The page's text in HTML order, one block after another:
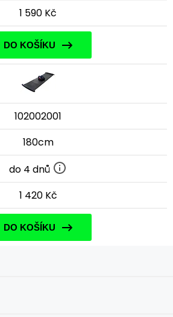
1 590 Kč
DO KOŠÍKU
102002001
180cm
do 4 dnů
1 420 Kč
DO KOŠÍKU